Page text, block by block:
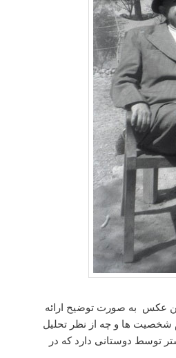
عکس به صورت توضیح ارائه
شخصیت ها و چه از نظر تحلیل
توسط دوستانی دارد که در